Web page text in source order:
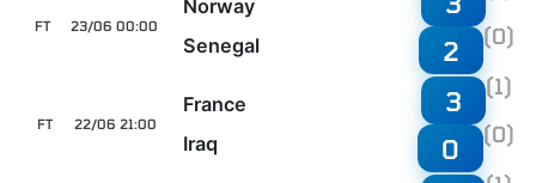
23/06 00:00
FT
Norway
Senegal
2 (0)
22/06 21:00
FT
France
Iraq
3 (1)
0
(0)